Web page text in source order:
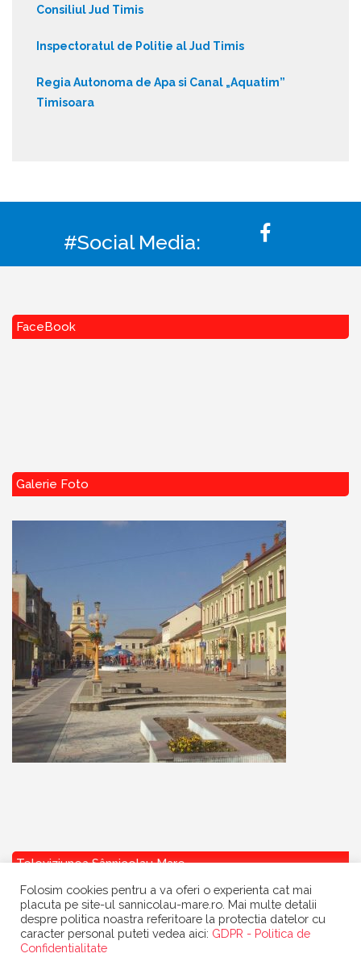
Consiliul Jud Timis
Inspectoratul de Politie al Jud Timis
Regia Autonoma de Apa si Canal „Aquatim”
Timisoara
#Social Media:
FaceBook
Galerie Foto
Televiziunea Sânnicolau Mare
Folosim cookies pentru a va oferi o experienta cat mai
placuta pe site-ul sannicolau-mare.ro. Mai multe detalii
despre politica noastra referitoare la protectia datelor cu
caracter personal puteti vedea aici: GDPR - Politica de
Confidentialitate